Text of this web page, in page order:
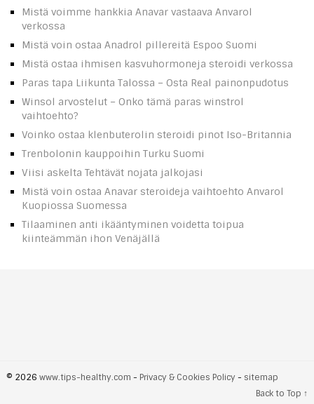
Mistä voimme hankkia Anavar vastaava Anvarol
verkossa
Mistä voin ostaa Anadrol pillereitä Espoo Suomi
Mistä ostaa ihmisen kasvuhormoneja steroidi verkossa
Paras tapa Liikunta Talossa – Osta Real painonpudotus
Winsol arvostelut – Onko tämä paras winstrol
vaihtoehto?
Voinko ostaa klenbuterolin steroidi pinot Iso-Britannia
Trenbolonin kauppoihin Turku Suomi
Viisi askelta Tehtävät nojata jalkojasi
Mistä voin ostaa Anavar steroideja vaihtoehto Anvarol
Kuopiossa Suomessa
Tilaaminen anti ikääntyminen voidetta toipua
kiinteämmän ihon Venäjällä
© 2026 www.tips-healthy.com - Privacy & Cookies Policy - sitemap
Back to Top ↑